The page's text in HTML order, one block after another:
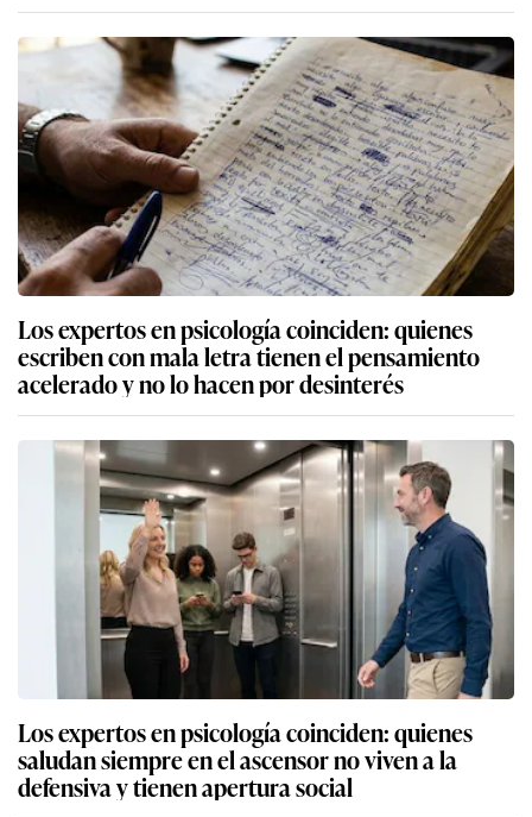
Los expertos en psicología coinciden: quienes
escriben con mala letra tienen el pensamiento
acelerado y no lo hacen por desinterés
Los expertos en psicología coinciden: quienes
saludan siempre en el ascensor no viven a la
defensiva y tienen apertura social